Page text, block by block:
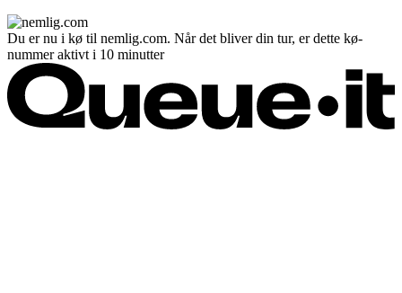
Du er nu i kø til nemlig.com. Når det bliver din tur, er dette kø-
nummer aktivt i 10 minutter